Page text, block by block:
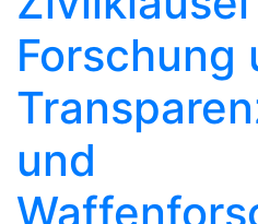
Forschung
und